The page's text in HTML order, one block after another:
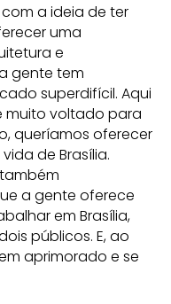
com a ideia de ter
uma
e
gente tem
superdifícil. Aqui
muito voltado para
queríamos oferecer
de Brasília.
a gente oferece
em Brasília,
públicos. E, ao
aprimorado e se